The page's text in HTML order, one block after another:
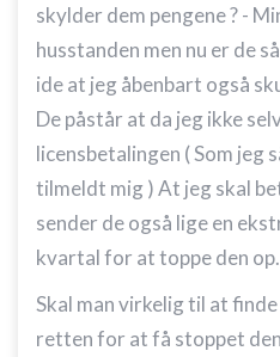
skylder dem pengene ? -
husstanden men nu er de
ide at jeg åbenbart også
De påstår at da jeg ikke
licensbetalingen ( Som jeg
tilmeldt mig ) At jeg skal
sender de også lige en
kvartal for at toppe den op.
Skal man virkelig til at finde
retten for at få stoppet